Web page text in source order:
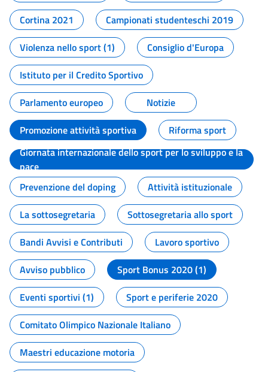
Cortina 2021
Campionati studenteschi 2019
Violenza nello sport (1)
Consiglio d'Europa
Istituto per il Credito Sportivo
Parlamento europeo
Notizie
Promozione attività sportiva
Riforma sport
Giornata internazionale dello sport per lo sviluppo e la
pace
Prevenzione del doping
Attività istituzionale
La sottosegretaria
Sottosegretaria allo sport
Bandi Avvisi e Contributi
Lavoro sportivo
Avviso pubblico
Sport Bonus 2020 (1)
Eventi sportivi (1)
Sport e periferie 2020
Comitato Olimpico Nazionale Italiano
Maestri educazione motoria